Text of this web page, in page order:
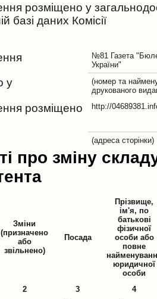
розміщено у
базі даних Комісії
№81 Газета
України"
у
(номер та
друкованого
розміщено
http://
(адреса сторінки)
про зміну
Зміни
(призначено
або
звільнено)
Посада
Прізвище,
ім'я, по
батькові
фізичної
особи або
повне
юридичної
особи
2 3 4